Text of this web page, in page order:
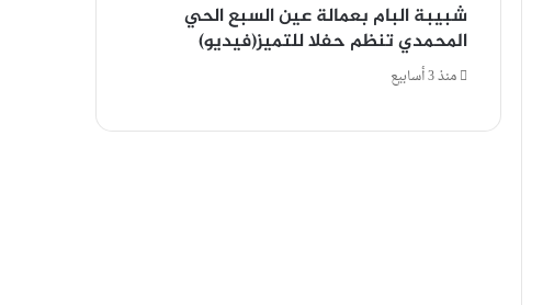
شبيبة البام بعمالة عين السبع الحي
المحمدي تنظم حفلا للتميز(فيديو)
منذ 3 أسابيع